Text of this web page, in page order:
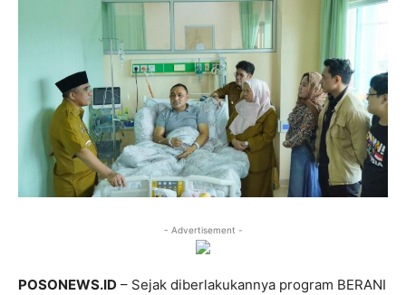
- Advertisement -
POSONEWS.ID – Sejak diberlakukannya program BERANI